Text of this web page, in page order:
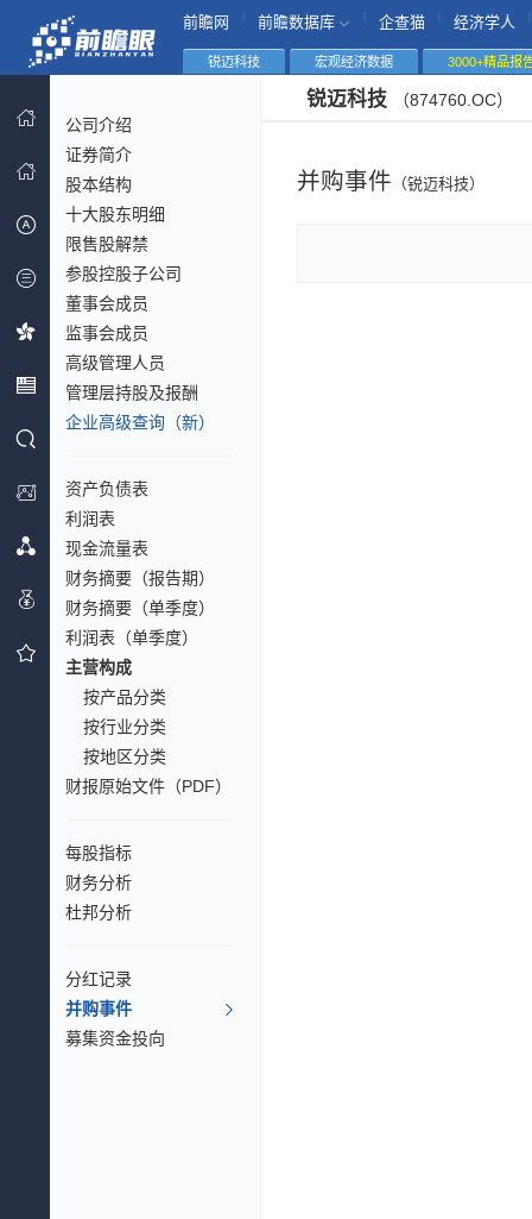
前瞻网 前瞻数据库 企查猫 经济学人
锐迈科技 宏观经济数据 3000+精品报
公司介绍
证券简介
股本结构
十大股东明细
限售股解禁
参股控股子公司
董事会成员
监事会成员
高级管理人员
管理层持股及报酬
企业高级查询（新）
资产负债表
利润表
现金流量表
财务摘要（报告期）
财务摘要（单季度）
利润表（单季度）
主营构成
按产品分类
按行业分类
按地区分类
财报原始文件（PDF）
每股指标
财务分析
杜邦分析
分红记录
并购事件
募集资金投向
锐迈科技 （874760.OC）
并购事件 （锐迈科技）